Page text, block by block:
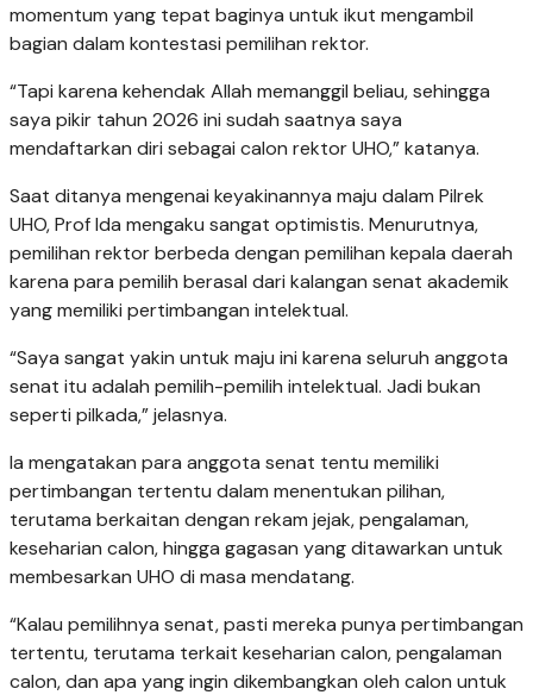
momentum yang tepat baginya untuk ikut mengambil
bagian dalam kontestasi pemilihan rektor.
“Tapi karena kehendak Allah memanggil beliau, sehingga
saya pikir tahun 2026 ini sudah saatnya saya
mendaftarkan diri sebagai calon rektor UHO,” katanya.
Saat ditanya mengenai keyakinannya maju dalam Pilrek
UHO, Prof Ida mengaku sangat optimistis. Menurutnya,
pemilihan rektor berbeda dengan pemilihan kepala daerah
karena para pemilih berasal dari kalangan senat akademik
yang memiliki pertimbangan intelektual.
“Saya sangat yakin untuk maju ini karena seluruh anggota
senat itu adalah pemilih-pemilih intelektual. Jadi bukan
seperti pilkada,” jelasnya.
Ia mengatakan para anggota senat tentu memiliki
pertimbangan tertentu dalam menentukan pilihan,
terutama berkaitan dengan rekam jejak, pengalaman,
keseharian calon, hingga gagasan yang ditawarkan untuk
membesarkan UHO di masa mendatang.
“Kalau pemilihnya senat, pasti mereka punya pertimbangan
tertentu, terutama terkait keseharian calon, pengalaman
calon, dan apa yang ingin dikembangkan oleh calon untuk